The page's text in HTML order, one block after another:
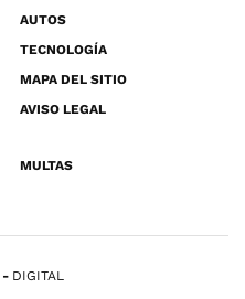
AUTOS
TECNOLOGÍA
MAPA DEL SITIO
AVISO LEGAL
MULTAS
DIGITAL